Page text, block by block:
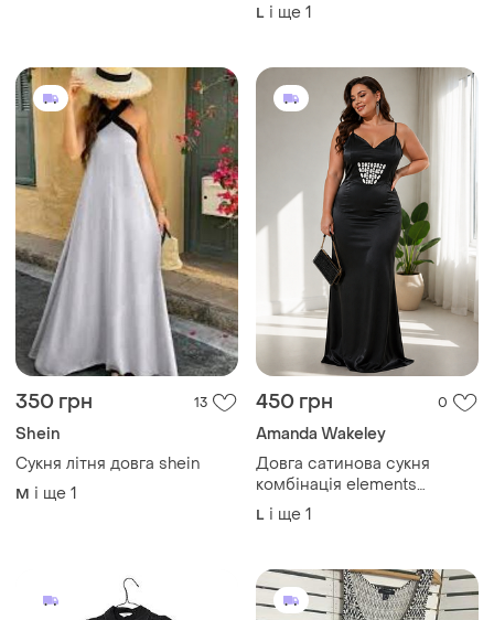
L і ще 1
350 грн 13
Shein
Сукня літня довга shein
M і ще 1
450 грн 0
Amanda Wakeley
Довга сатинова сукня
комбінація elements
amanda wakeley
L і ще 1